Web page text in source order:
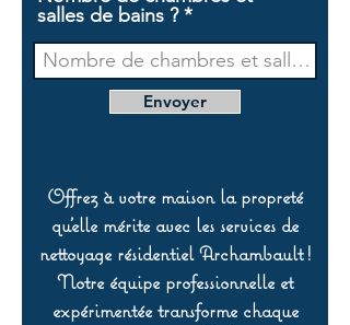
salles de bains ?
Envoyer
Offrez à votre maison la propreté
qu’elle mérite avec les services de
nettoyage résidentiel Archambault !
Notre équipe professionnelle et
expérimentée transforme chaque